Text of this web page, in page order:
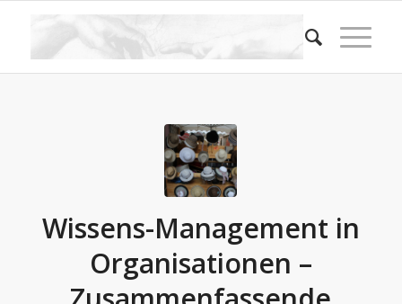
Wissens-Management in
Organisationen –